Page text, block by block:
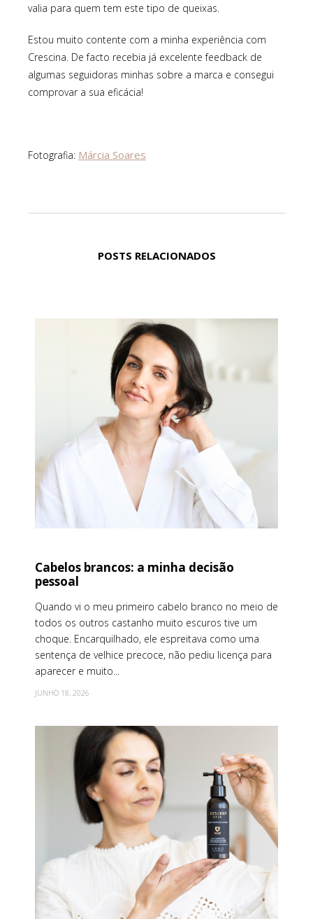
valia para quem tem este tipo de queixas.
Estou muito contente com a minha experiência com
Crescina. De facto recebia já excelente feedback de
algumas seguidoras minhas sobre a marca e consegui
comprovar a sua eficácia!
Fotografia: Márcia Soares
POSTS RELACIONADOS
Cabelos brancos: a minha decisão
pessoal
Quando vi o meu primeiro cabelo branco no meio de
todos os outros castanho muito escuros tive um
choque. Encarquilhado, ele espreitava como uma
sentença de velhice precoce, não pediu licença para
aparecer e muito...
JUNHO 18, 2026